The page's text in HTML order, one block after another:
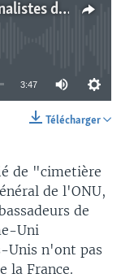
RSF appelle à l'ouverture aux journalistes du poste-frontière de Rafah à Gaza
3:47
Télécharger
de "cimetière
de l'ONU,
de
Uni
Unis n'ont pas
la France.